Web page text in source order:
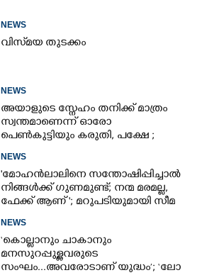
NEWS
വിസ്‌മയ തുടക്കം
NEWS
അയാളുടെ സ്നേഹം തനിക്ക് മാത്രം
സ്വന്തമാണെന്ന് ഓരോ
പെൺകുട്ടിയും കരുതി,​ പക്ഷേ ;
ടോക്സിക് ട്രെയിലർ
NEWS
'മോഹൻലാലിനെ സന്തോഷിപ്പിച്ചാൽ
നിങ്ങൾക്ക് ഗുണമുണ്ട്; നന്മ മരമല്ല,
ഫേക്ക് ആണ് '; മറുപടിയുമായി സീമ
NEWS
‘കൊല്ലാനും ചാകാനും
മനസുറപ്പുള്ളവരുടെ
സംഘം...അവരോടാണ് യുദ്ധം’; ‘ലോ
Copy Link